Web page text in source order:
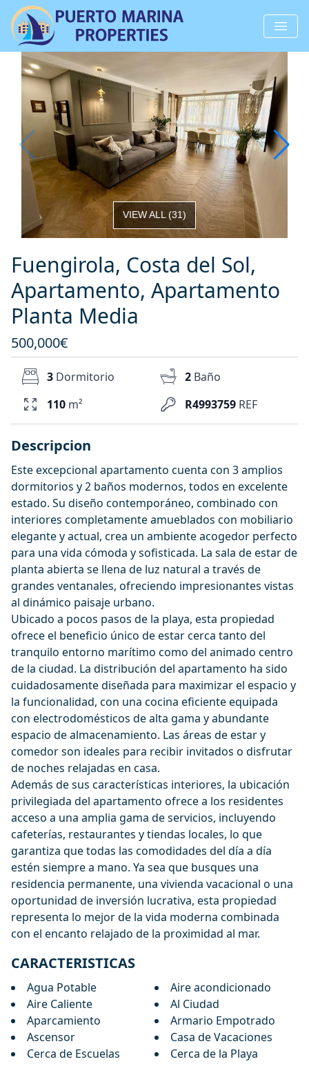
VIEW ALL(31)
Fuengirola, Costa del Sol,
Apartamento, Apartamento
Planta Media
500,000€
R4993759 REF
3 Dormitorio 2 Baño
110 m²
Descripcion
Este excepcional apartamento cuenta con 3 amplios
dormitorios y 2 baños modernos, todos en excelente
estado. Su diseño contemporáneo, combinado con
interiores completamente amueblados con mobiliario
elegante y actual, crea un ambiente acogedor perfecto
para una vida cómoda y sofisticada. La sala de estar de
planta abierta se llena de luz natural a través de
grandes ventanales, ofreciendo impresionantes vistas
al dinámico paisaje urbano.
Ubicado a pocos pasos de la playa, esta propiedad
ofrece el beneficio único de estar cerca tanto del
tranquilo entorno marítimo como del animado centro
de la ciudad. La distribución del apartamento ha sido
cuidadosamente diseñada para maximizar el espacio y
la funcionalidad, con una cocina eficiente equipada
con electrodomésticos de alta gama y abundante
espacio de almacenamiento. Las áreas de estar y
comedor son ideales para recibir invitados o disfrutar
de noches relajadas en casa.
Además de sus características interiores, la ubicación
privilegiada del apartamento ofrece a los residentes
acceso a una amplia gama de servicios, incluyendo
cafeterías, restaurantes y tiendas locales, lo que
garantiza que todas las comodidades del día a día
estén siempre a mano. Ya sea que busques una
residencia permanente, una vivienda vacacional o una
oportunidad de inversión lucrativa, esta propiedad
representa lo mejor de la vida moderna combinada
con el encanto relajado de la proximidad al mar.
CARACTERISTICAS
Agua Potable
Aire acondicionado
Aire Caliente
Al Ciudad
Aparcamiento
Armario Empotrado
Ascensor
Casa de Vacaciones
Cerca de Escuelas
Cerca de la Playa